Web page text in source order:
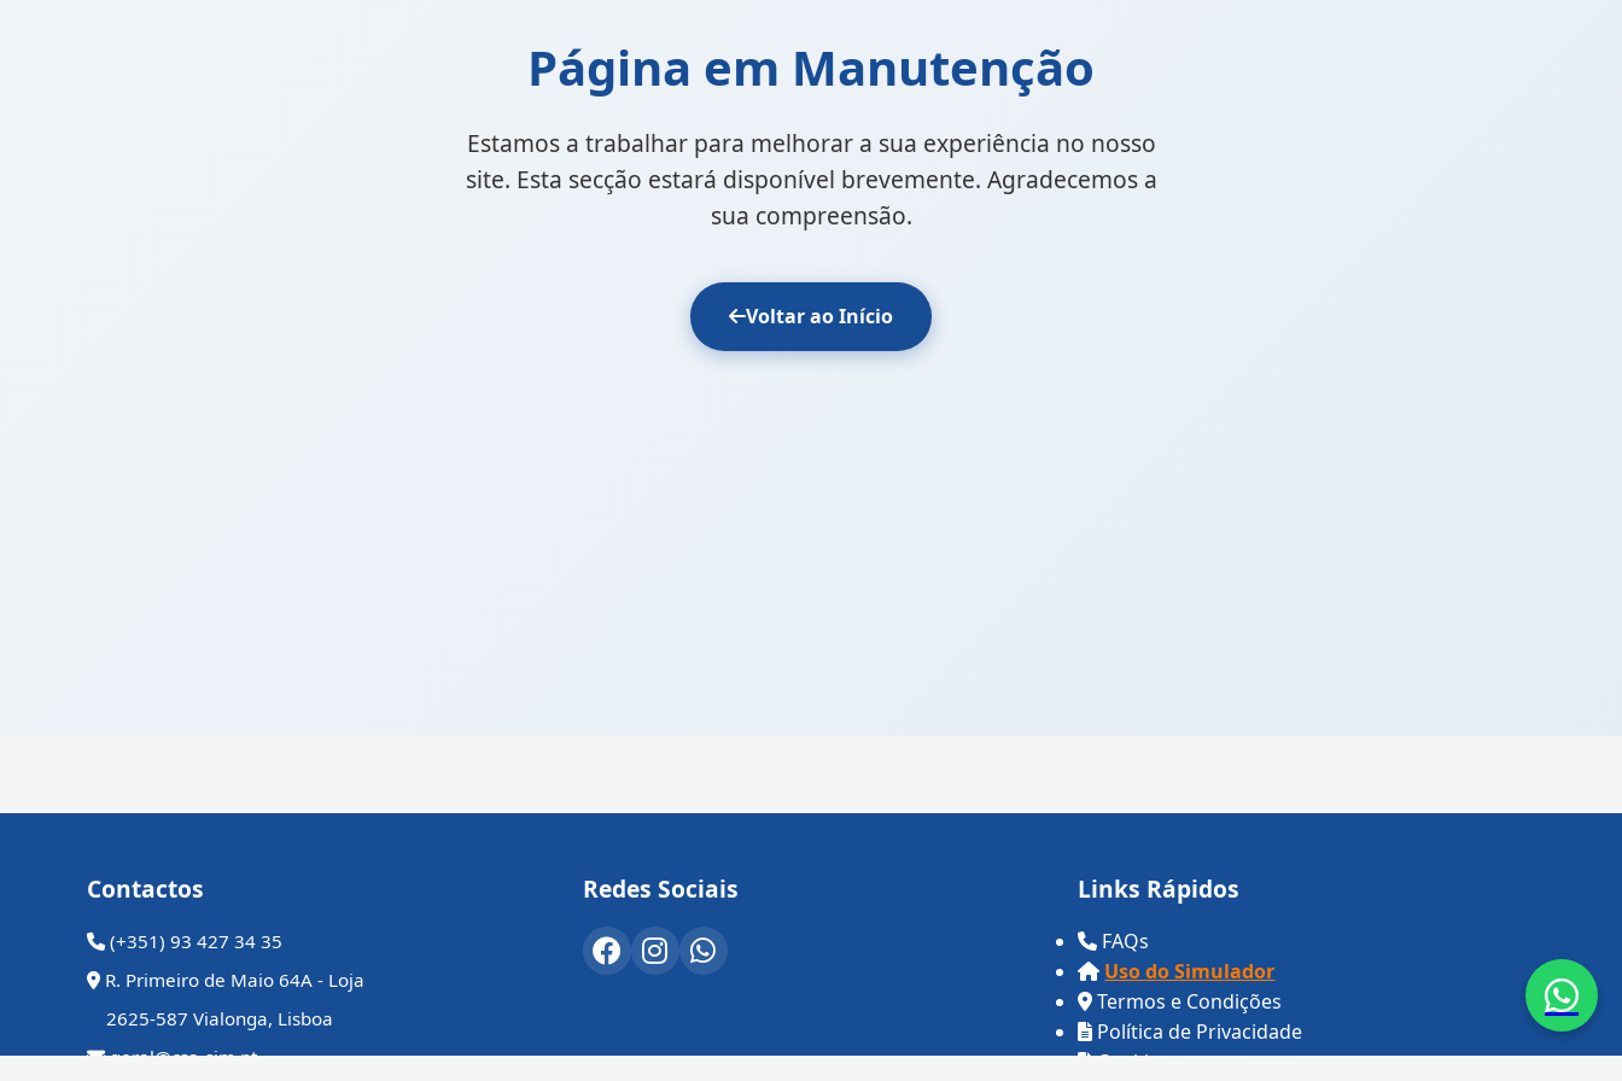
Página em Manutenção
Estamos a trabalhar para melhorar a sua experiência no nosso
site. Esta secção estará disponível brevemente. Agradecemos a
sua compreensão.
Voltar ao Início
Contactos
(+351) 93 427 34 35
R. Primeiro de Maio 64A - Loja
2625-587 Vialonga, Lisboa
geral@csa-sim.pt
Redes Sociais Links Rápidos
FAQs
Uso do Simulador
Termos e Condições
Política de Privacidade
Cookies